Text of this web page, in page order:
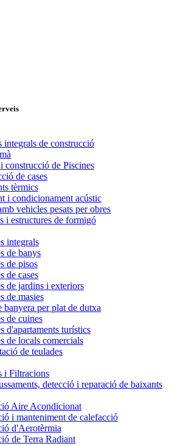
integrals de construcció
construcció de Piscines
de cases
tèrmics
i condicionament acústic
vehicles pesats per obres
i estructures de formigó
integrals
de banys
de pisos
de cases
de jardins i exteriors
de masies
banyera per plat de dutxa
de cuines
d'apartaments turístics
de locals comercials
de teulades
i Filtracions
detecció i reparació de baixants
Aire Acondicionat
i manteniment de calefacció
d'Aerotèrmia
de Terra Radiant